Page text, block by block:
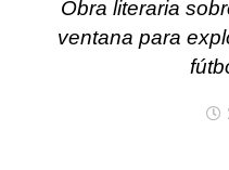
Obra literaria
ventana para